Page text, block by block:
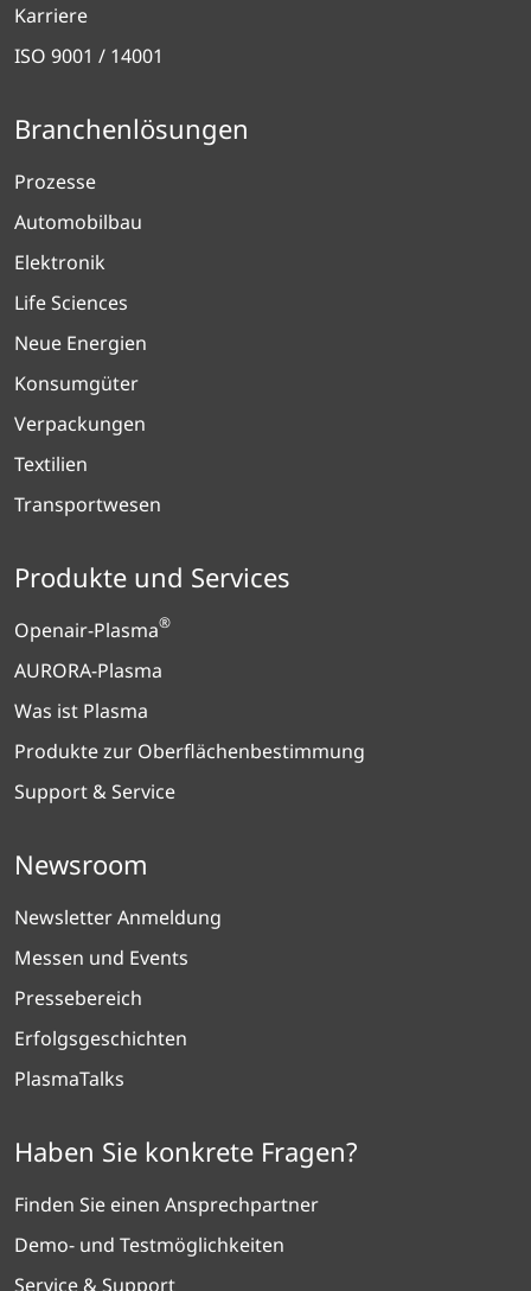
Karriere
ISO 9001 / 14001
Branchenlösungen
Prozesse
Automobilbau
Elektronik
Life Sciences
Neue Energien
Konsumgüter
Verpackungen
Textilien
Transportwesen
Produkte und Services
Openair-Plasma®
AURORA-Plasma
Was ist Plasma
Produkte zur Oberflächenbestimmung
Support & Service
Newsroom
Newsletter Anmeldung
Messen und Events
Pressebereich
Erfolgsgeschichten
PlasmaTalks
Haben Sie konkrete Fragen?
Finden Sie einen Ansprechpartner
Demo- und Testmöglichkeiten
Service & Support